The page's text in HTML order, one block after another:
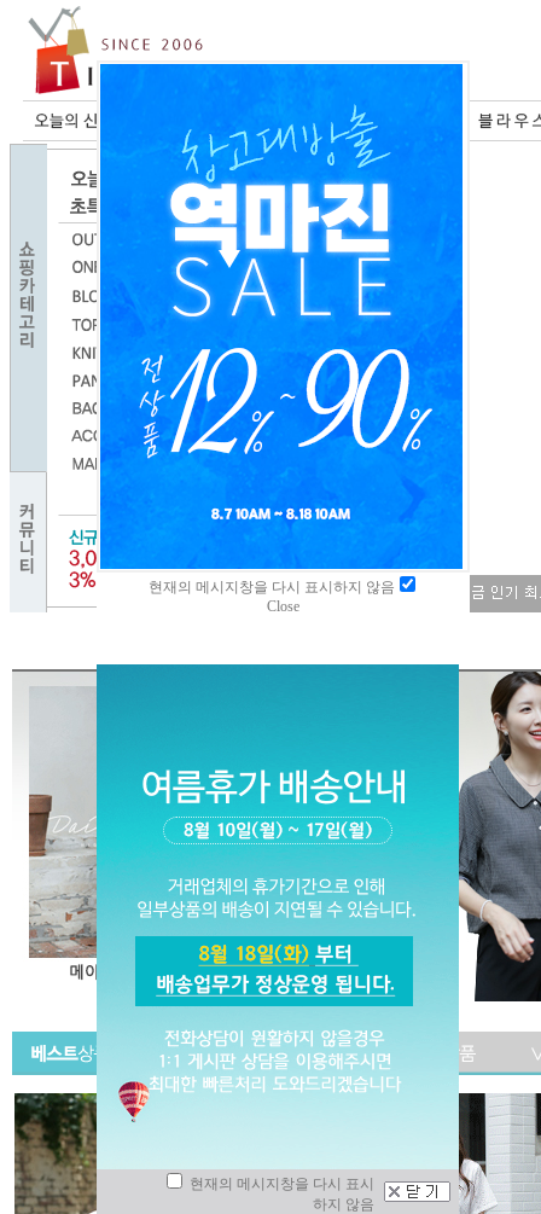
현재의 메시지창을 다시 표시하지 않음
Close
현재의 메시지창을 다시 표시
하지 않음